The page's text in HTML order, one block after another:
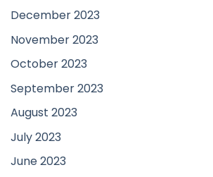
December 2023
November 2023
October 2023
September 2023
August 2023
July 2023
June 2023